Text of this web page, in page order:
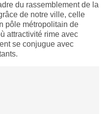
du rassemblement de la
de notre ville, celle
pôle métropolitain de
attractivité rime avec
se conjugue avec